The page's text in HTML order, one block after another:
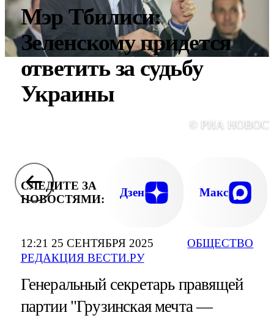
12:21 25 СЕНТЯБРЯ 2025
РЕДАКЦИЯ ВЕСТИ.РУ
ОБЩЕСТВО
Мэр Тбилиси:
Зеленскому придется
ответить за судьбу
Украины
© РИА
СЛЕДИТЕ ЗА
НОВОСТЯМИ:
Дзен Макс
Генеральный секретарь правящей
партии "Грузинская мечта —